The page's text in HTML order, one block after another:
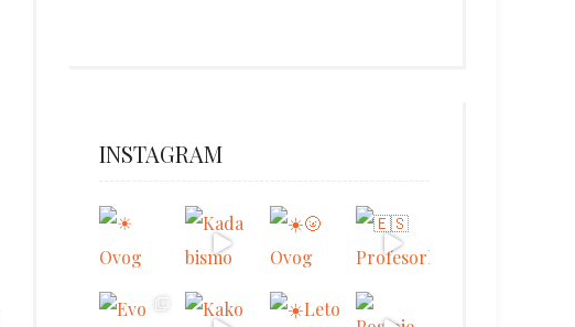
INSTAGRAM